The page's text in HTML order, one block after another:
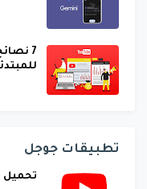
7
تطبيقات جوجل
تحميل